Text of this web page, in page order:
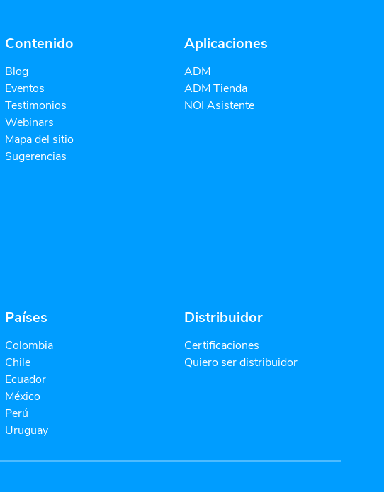
Contenido
Blog
Eventos
Testimonios
Webinars
Mapa del sitio
Sugerencias
Aplicaciones
ADM
ADM Tienda
NOI Asistente
Países
Colombia
Chile
Ecuador
México
Perú
Uruguay
Distribuidor
Certificaciones
Quiero ser distribuidor